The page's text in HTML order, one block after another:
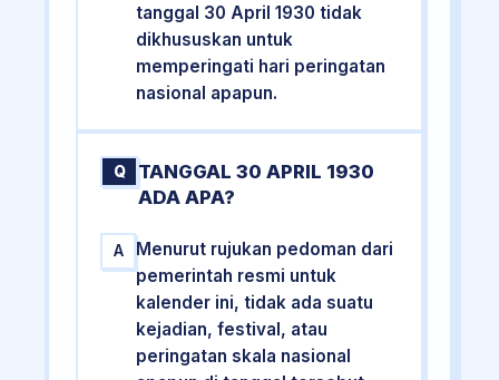
tanggal 30 April 1930 tidak
dikhususkan untuk
memperingati hari peringatan
nasional apapun.
Q
TANGGAL 30 APRIL 1930
ADA APA?
A
Menurut rujukan pedoman dari
pemerintah resmi untuk
kalender ini, tidak ada suatu
kejadian, festival, atau
peringatan skala nasional